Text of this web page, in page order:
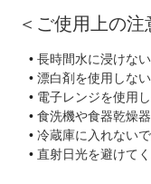
＜ご使用上の注
長時間水に浸けない
漂白剤を使用しない
電子レンジを使用
食洗機や食器乾燥
冷蔵庫に入れないで
直射日光を避けてく